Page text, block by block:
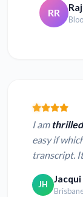
RR
I am
easy if
transcript.
JH Jacqui